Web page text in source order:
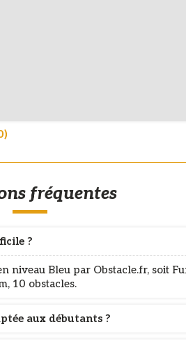
fréquentes
?
niveau Bleu par Obstacle.fr, soit
10 obstacles.
aux débutants ?